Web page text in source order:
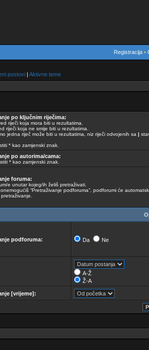
Registracija•
postovi | Aktivne teme
po ključnim riječima:
riječi koja mora biti u rezultatima.
riječi koja ne smije biti u rezultatima.
jedna riječ može biti u rezultatima, niz riječi odvojenih sa |
* kao zamjenski znak.
po autorima/cama:
* kao zamjenski znak.
foruma:
e unutar kojeg/ih želiš pretraživati.
“Pretraživanje podforuma”, podforumi će
podforuma: Da Ne
A-Ž
Ž-A
[vrijeme]: